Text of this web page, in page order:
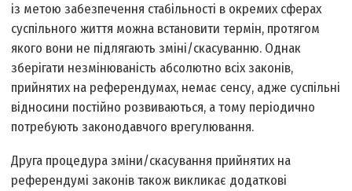
із метою забезпечення стабільності в окремих сферах
суспільного життя можна встановити термін, протягом
якого вони не підлягають зміні/скасуванню. Однак
зберігати незмінюваність абсолютно всіх законів,
прийнятих на референдумах, немає сенсу, адже суспільні
відносини постійно розвиваються, а тому періодично
потребують законодавчого врегулювання.
Друга процедура зміни/скасування прийнятих на
референдумі законів також викликає додаткові